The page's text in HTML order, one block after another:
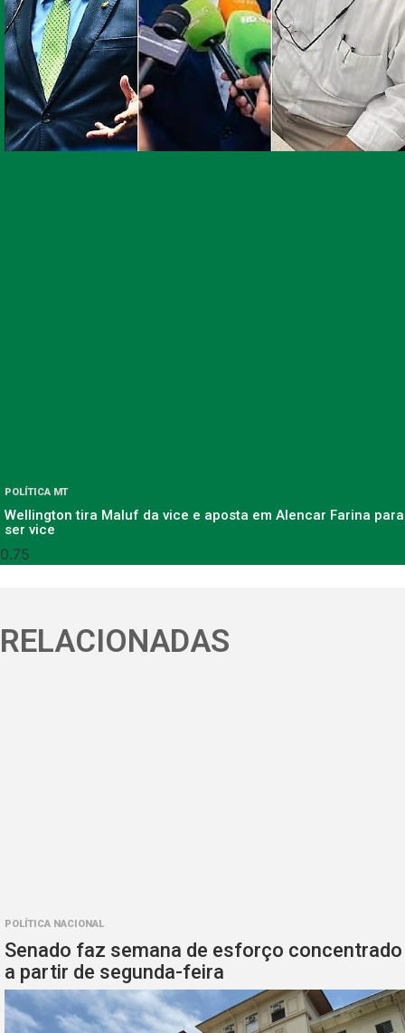
POLÍTICA MT
Wellington tira Maluf da vice e aposta em Alencar Farina para
ser vice
RELACIONADAS
POLÍTICA NACIONAL
Senado faz semana de esforço concentrado
a partir de segunda-feira